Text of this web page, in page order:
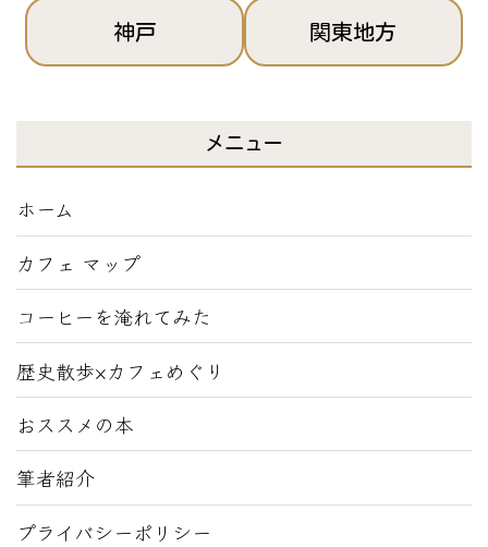
神戸 関東地方
メニュー
ホーム
カフェ マップ
コーヒーを淹れてみた
歴史散歩×カフェめぐり
おススメの本
筆者紹介
プライバシーポリシー